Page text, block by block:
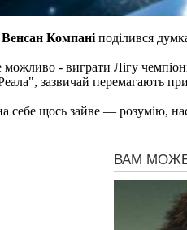
Венсан Компані поділився
- виграти Лігу
зазвичай перемагають
себе щось зайве — розумію,